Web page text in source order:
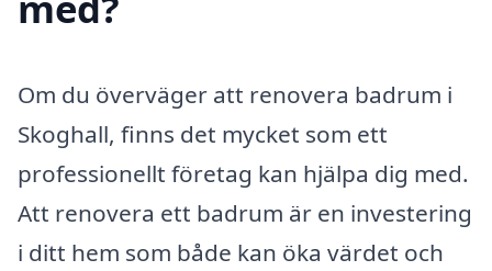
Om du överväger att renovera badrum i
Skoghall, finns det mycket som ett
professionellt företag kan hjälpa dig med.
Att renovera ett badrum är en investering
i ditt hem som både kan öka värdet och